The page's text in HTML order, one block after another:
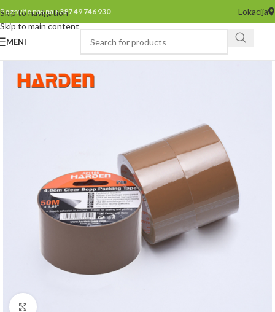
Skip to navigation
Skip to main content
Pozovite nas na +387 49 746 930 Lokacija
MENI
Click to enlarge